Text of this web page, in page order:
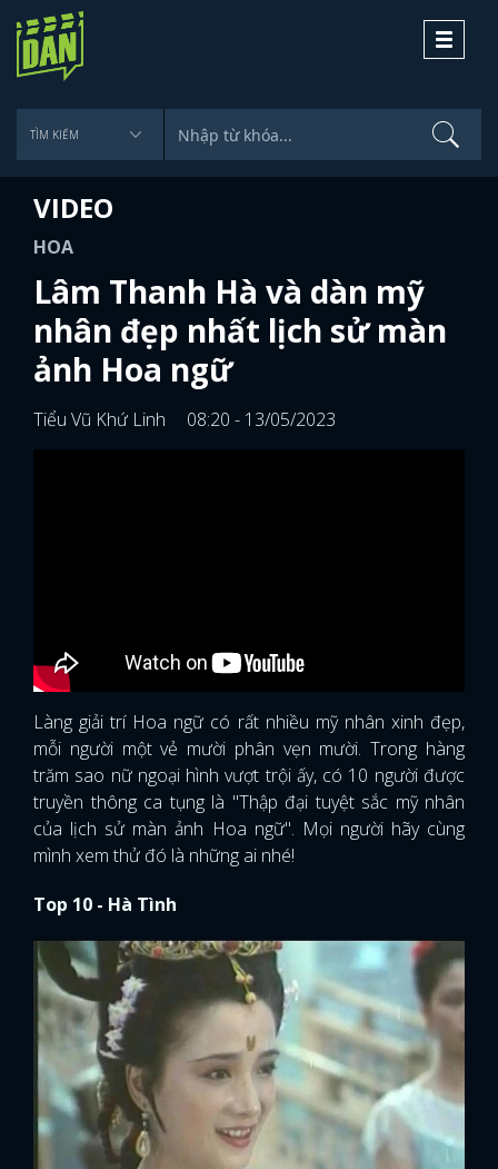
Toggle
VIDEO
HOA
Lâm Thanh Hà và dàn mỹ
nhân đẹp nhất lịch sử màn
ảnh Hoa ngữ
Tiểu Vũ Khứ Linh 08:20 - 13/05/2023
Làng giải trí Hoa ngữ có rất nhiều mỹ nhân xinh đẹp,
mỗi người một vẻ mười phân vẹn mười. Trong hàng
trăm sao nữ ngoại hình vượt trội ấy, có 10 người được
truyền thông ca tụng là "Thập đại tuyệt sắc mỹ nhân
của lịch sử màn ảnh Hoa ngữ". Mọi người hãy cùng
mình xem thử đó là những ai nhé!
Top 10 - Hà Tình